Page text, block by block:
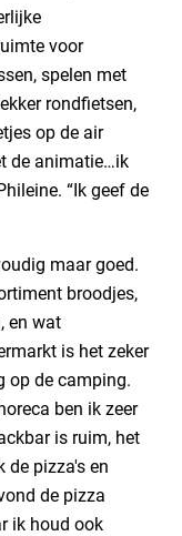
voor
spelen met
rondfietsen,
op de air
de animatie…ik
“Ik geef de
maar goed.
broodjes,
en wat
is het zeker
op de camping.
ben ik zeer
is ruim, het
de pizza's en
de pizza
ik houd ook